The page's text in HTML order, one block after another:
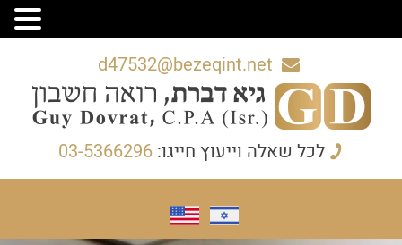
d47532@bezeqint.net
לכל שאלה וייעוץ חייגו: 03-5366296